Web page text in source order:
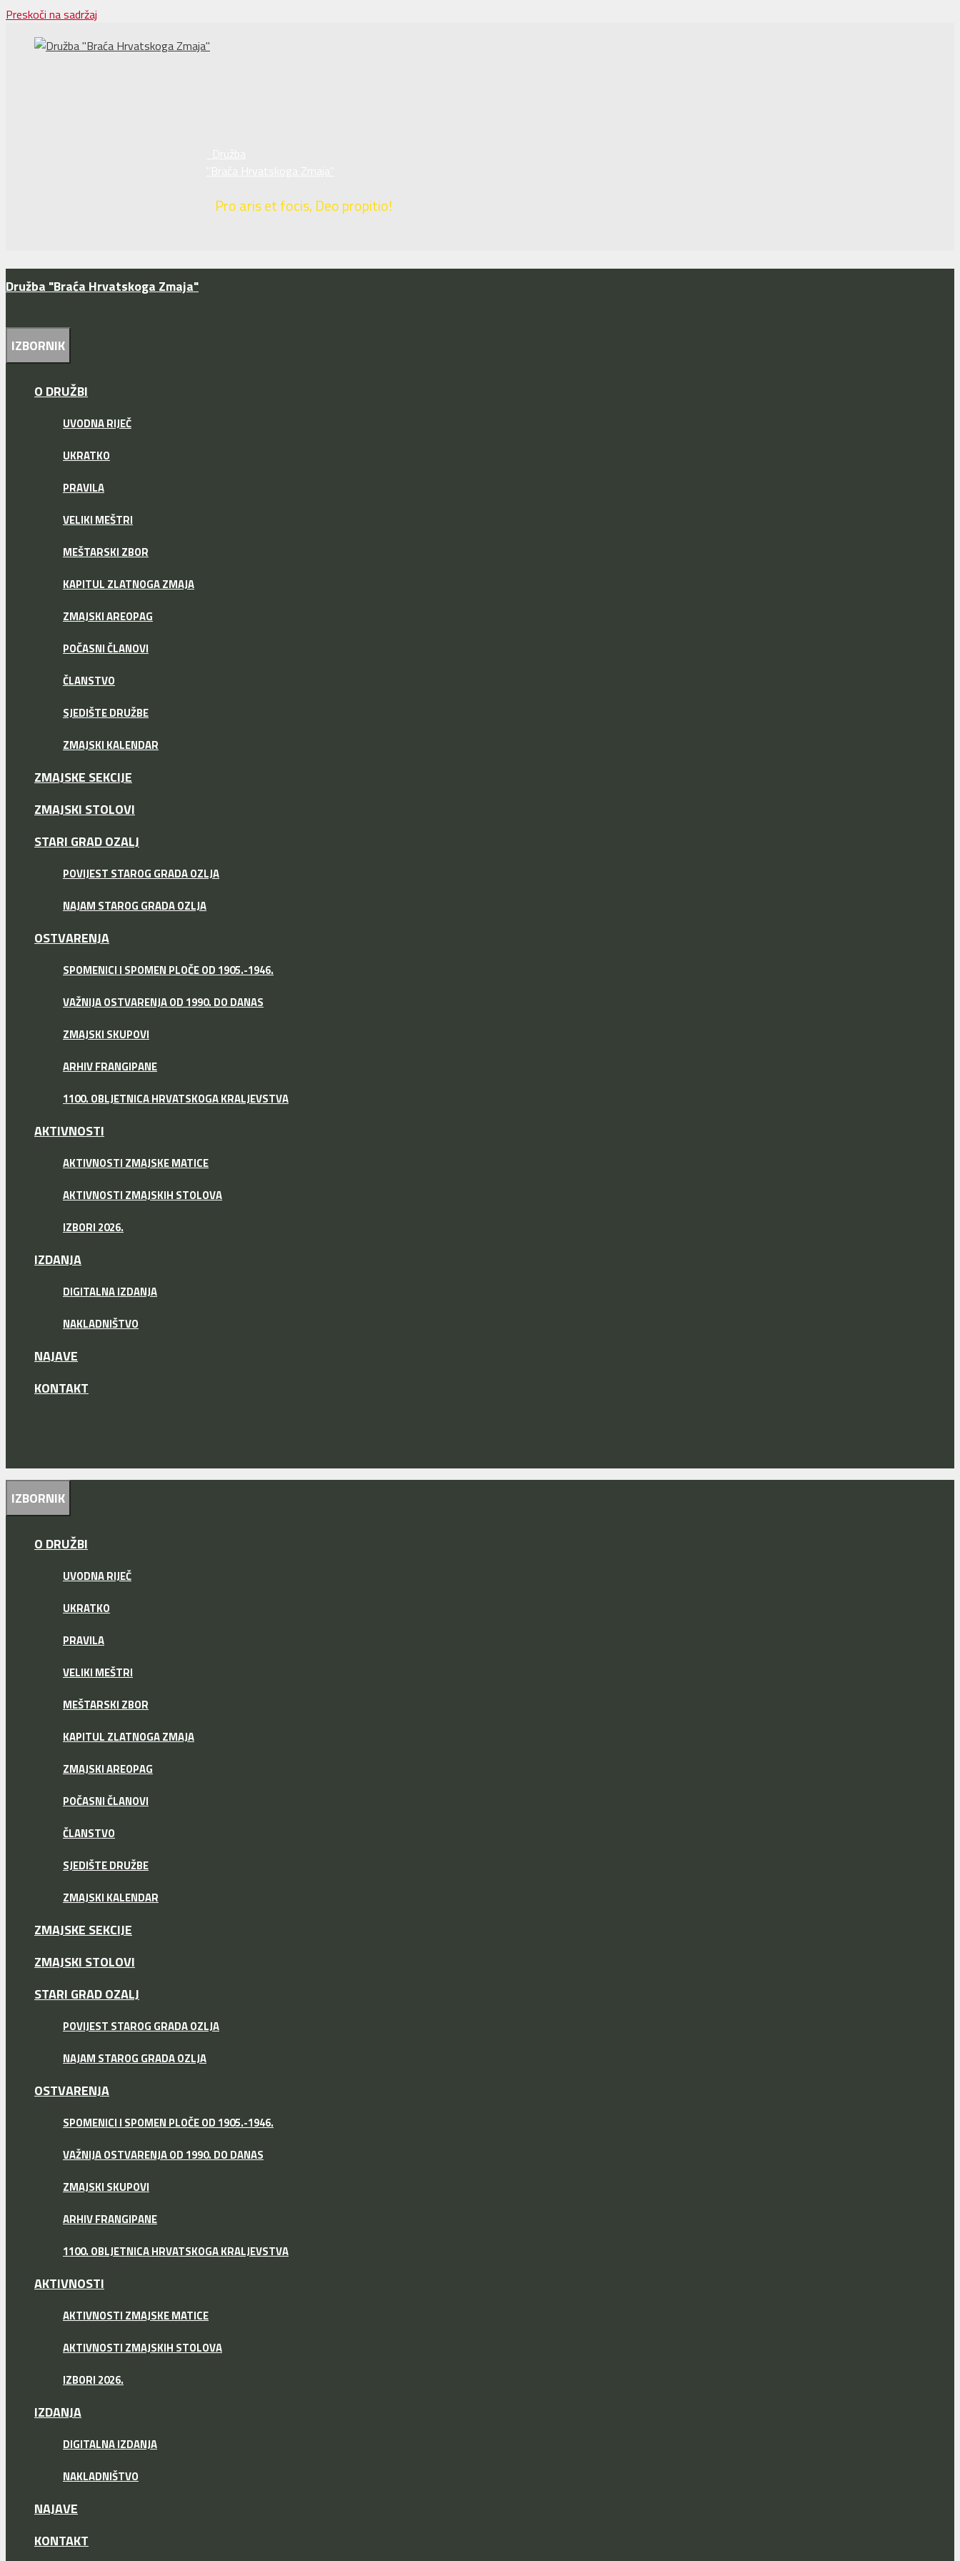
Preskoči na sadržaj
Pro aris et focis, Deo propitio!
Družba "Braća Hrvatskoga Zmaja"
IZBORNIK
O DRUŽBI
UVODNA RIJEČ
UKRATKO
PRAVILA
VELIKI MEŠTRI
MEŠTARSKI ZBOR
KAPITUL ZLATNOGA ZMAJA
ZMAJSKI AREOPAG
POČASNI ČLANOVI
ČLANSTVO
SJEDIŠTE DRUŽBE
ZMAJSKI KALENDAR
ZMAJSKE SEKCIJE
ZMAJSKI STOLOVI
STARI GRAD OZALJ
POVIJEST STAROG GRADA OZLJA
NAJAM STAROG GRADA OZLJA
OSTVARENJA
SPOMENICI I SPOMEN PLOČE OD 1905.-1946.
VAŽNIJA OSTVARENJA OD 1990. DO DANAS
ZMAJSKI SKUPOVI
ARHIV FRANGIPANE
1100. OBLJETNICA HRVATSKOGA KRALJEVSTVA
AKTIVNOSTI
AKTIVNOSTI ZMAJSKE MATICE
AKTIVNOSTI ZMAJSKIH STOLOVA
IZBORI 2026.
IZDANJA
DIGITALNA IZDANJA
NAKLADNIŠTVO
NAJAVE
KONTAKT
IZBORNIK
O DRUŽBI
UVODNA RIJEČ
UKRATKO
PRAVILA
VELIKI MEŠTRI
MEŠTARSKI ZBOR
KAPITUL ZLATNOGA ZMAJA
ZMAJSKI AREOPAG
POČASNI ČLANOVI
ČLANSTVO
SJEDIŠTE DRUŽBE
ZMAJSKI KALENDAR
ZMAJSKE SEKCIJE
ZMAJSKI STOLOVI
STARI GRAD OZALJ
POVIJEST STAROG GRADA OZLJA
NAJAM STAROG GRADA OZLJA
OSTVARENJA
SPOMENICI I SPOMEN PLOČE OD 1905.-1946.
VAŽNIJA OSTVARENJA OD 1990. DO DANAS
ZMAJSKI SKUPOVI
ARHIV FRANGIPANE
1100. OBLJETNICA HRVATSKOGA KRALJEVSTVA
AKTIVNOSTI
AKTIVNOSTI ZMAJSKE MATICE
AKTIVNOSTI ZMAJSKIH STOLOVA
IZBORI 2026.
IZDANJA
DIGITALNA IZDANJA
NAKLADNIŠTVO
NAJAVE
KONTAKT